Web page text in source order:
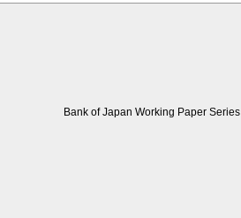
Bank of Japan Working Paper Series